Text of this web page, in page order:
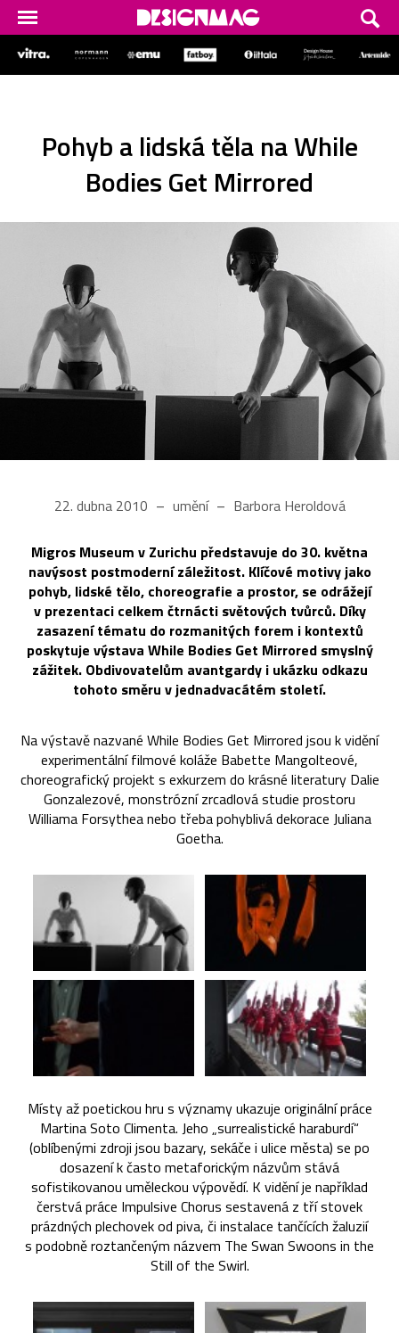
Pohyb a lidská těla na While
Bodies Get Mirrored
22. dubna 2010 umění Barbora Heroldová
Migros Museum v Zurichu představuje do 30. května
navýsost postmoderní záležitost. Klíčové motivy jako
pohyb, lidské tělo, choreografie a prostor, se odrážejí
v prezentaci celkem čtrnácti světových tvůrců. Díky
zasazení tématu do rozmanitých forem i kontextů
poskytuje výstava While Bodies Get Mirrored smyslný
zážitek. Obdivovatelům avantgardy i ukázku odkazu
tohoto směru v jednadvacátém století.
Na výstavě nazvané While Bodies Get Mirrored jsou k vidění
experimentální filmové koláže Babette Mangolteové,
choreografický projekt s exkurzem do krásné literatury Dalie
Gonzalezové, monstrózní zrcadlová studie prostoru
Williama Forsythea nebo třeba pohyblivá dekorace Juliana
Goetha.
Místy až poetickou hru s významy ukazuje originální práce
Martina Soto Climenta. Jeho „surrealistické haraburdí“
(oblíbenými zdroji jsou bazary, sekáče i ulice města) se po
dosazení k často metaforickým názvům stává
sofistikovanou uměleckou výpovědí. K vidění je například
čerstvá práce Impulsive Chorus sestavená z tří stovek
prázdných plechovek od piva, či instalace tančících žaluzií
s podobně roztančeným názvem The Swan Swoons in the
Still of the Swirl.